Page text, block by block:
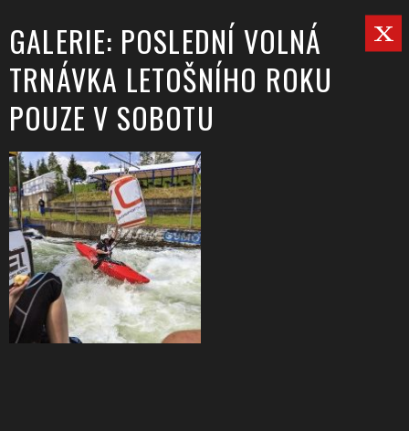
GALERIE: POSLEDNÍ VOLNÁ
TRNÁVKA LETOŠNÍHO ROKU
POUZE V SOBOTU